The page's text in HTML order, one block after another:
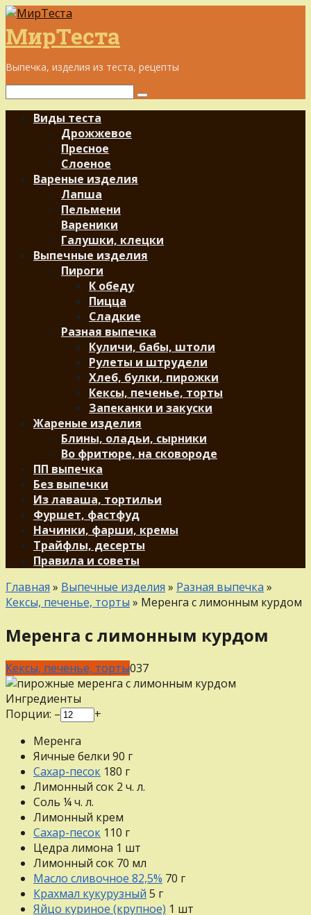
Перейти
к
контенту
МирТеста
Выпечка, изделия из теста, рецепты
Поиск:
Виды теста
Дрожжевое
Пресное
Слоеное
Вареные изделия
Лапша
Пельмени
Вареники
Галушки, клецки
Выпечные изделия
Пироги
К обеду
Пицца
Сладкие
Разная выпечка
Куличи, бабы, штоли
Рулеты и штрудели
Хлеб, булки, пирожки
Кексы, печенье, торты
Запеканки и закуски
Жареные изделия
Блины, оладьи, сырники
Во фритюре, на сковороде
ПП выпечка
Без выпечки
Из лаваша, тортильи
Фуршет, фастфуд
Начинки, фарши, кремы
Трайфлы, десерты
Правила и советы
Главная » Выпечные изделия » Разная выпечка »
Кексы, печенье, торты » Меренга с лимонным курдом
Меренга с лимонным курдом
Кексы, печенье, торты037
Ингредиенты
Порции: –
+
Меренга
Яичные белки 90 г
Сахар-песок 180 г
Лимонный сок 2 ч. л.
Соль ¼ч. л.
Лимонный крем
Сахар-песок 110 г
Цедра лимона 1 шт
Лимонный сок 70 мл
Масло сливочное 82,5% 70 г
Крахмал кукурузный 5 г
Яйцо куриное (крупное) 1 шт